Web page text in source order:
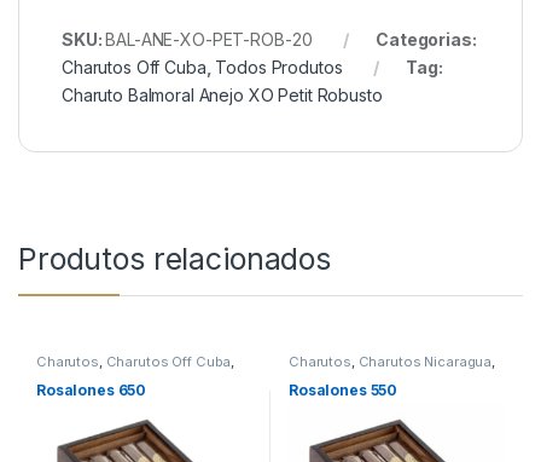
SKU:BAL-ANE-XO-PET-ROB-20
Categorias:
Charutos Off Cuba Todos Produtos
Tag:
Charuto Balmoral Anejo XO Petit Robusto
Produtos relacionados
Charutos Charutos Off Cuba
Rosalones
Rosalones 650
Charutos Charutos Nicaragua
Charutos Off Cuba
Produtos
Rosalones 550